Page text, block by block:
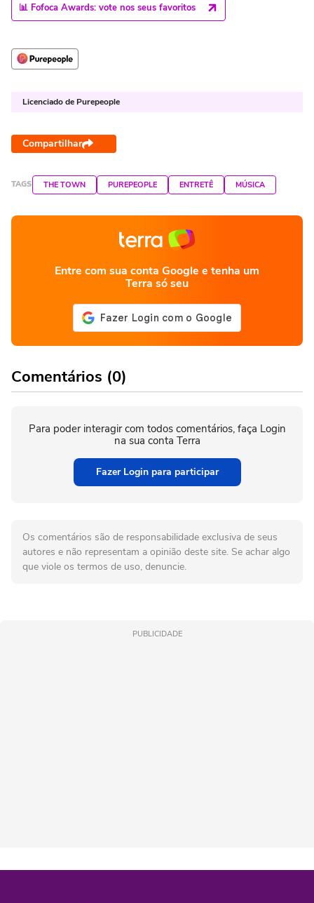
📊 Fofoca Awards: vote nos seus favoritos
Licenciado de Purepeople
Compartilhar
TAGS THE TOWN PUREPEOPLE ENTRETÊ MÚSICA
Entre com sua conta Google e tenha um
Terra só seu
Comentários (0)
Para poder interagir com todos comentários, faça Login
na sua conta Terra
Fazer Login para participar
Os comentários são de responsabilidade exclusiva de seus
autores e não representam a opinião deste site. Se achar algo
que viole os termos de uso, denuncie.
PUBLICIDADE